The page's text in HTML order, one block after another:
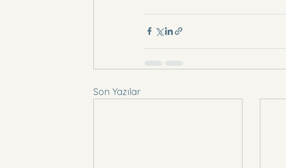
Son Yazılar